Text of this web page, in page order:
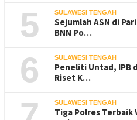
5 SULAWESI TENGAH
Sejumlah ASN di
BNN Po…
6 SULAWESI TENGAH
Peneliti Untad, IPB
Riset K…
SULAWESI TENGAH
Tiga Polres Terbaik